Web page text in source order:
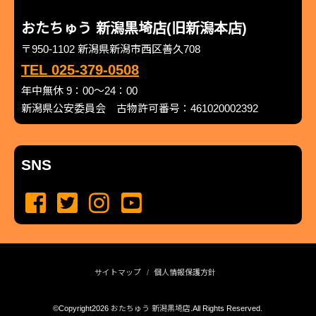
おたちゅう 新潟黒埼店(旧新潟本店)
〒950-1102 新潟県新潟市西区善久708
TEL 025-379-0508
年中無休 9：00～24：00
新潟県公安委員会 古物許可番号：461020002392
SNS
サイトマップ 個人情報保護方針
©Copyright2026 おたちゅう 新潟黒埼店 .All Rights Reserved.